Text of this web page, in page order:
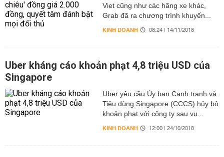
Viet cũng như các hãng xe khác,
Grab đã ra chương trình khuyến...
KINH DOANH 08:24 | 14/11/2018
Uber kháng cáo khoản phạt 4,8 triệu USD của
Singapore
Uber yêu cầu Ủy ban Cạnh tranh và
Tiêu dùng Singapore (CCCS) hủy bỏ
khoản phạt với công ty sau vụ...
KINH DOANH 12:00 | 24/10/2018